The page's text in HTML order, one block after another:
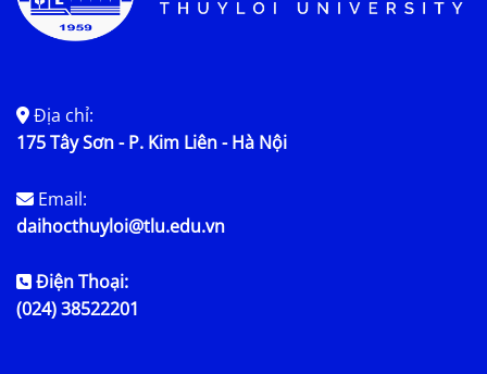
Địa chỉ:
175 Tây Sơn - P. Kim Liên - Hà Nội
Email:
daihocthuyloi@tlu.edu.vn
Điện Thoại:
(024) 38522201